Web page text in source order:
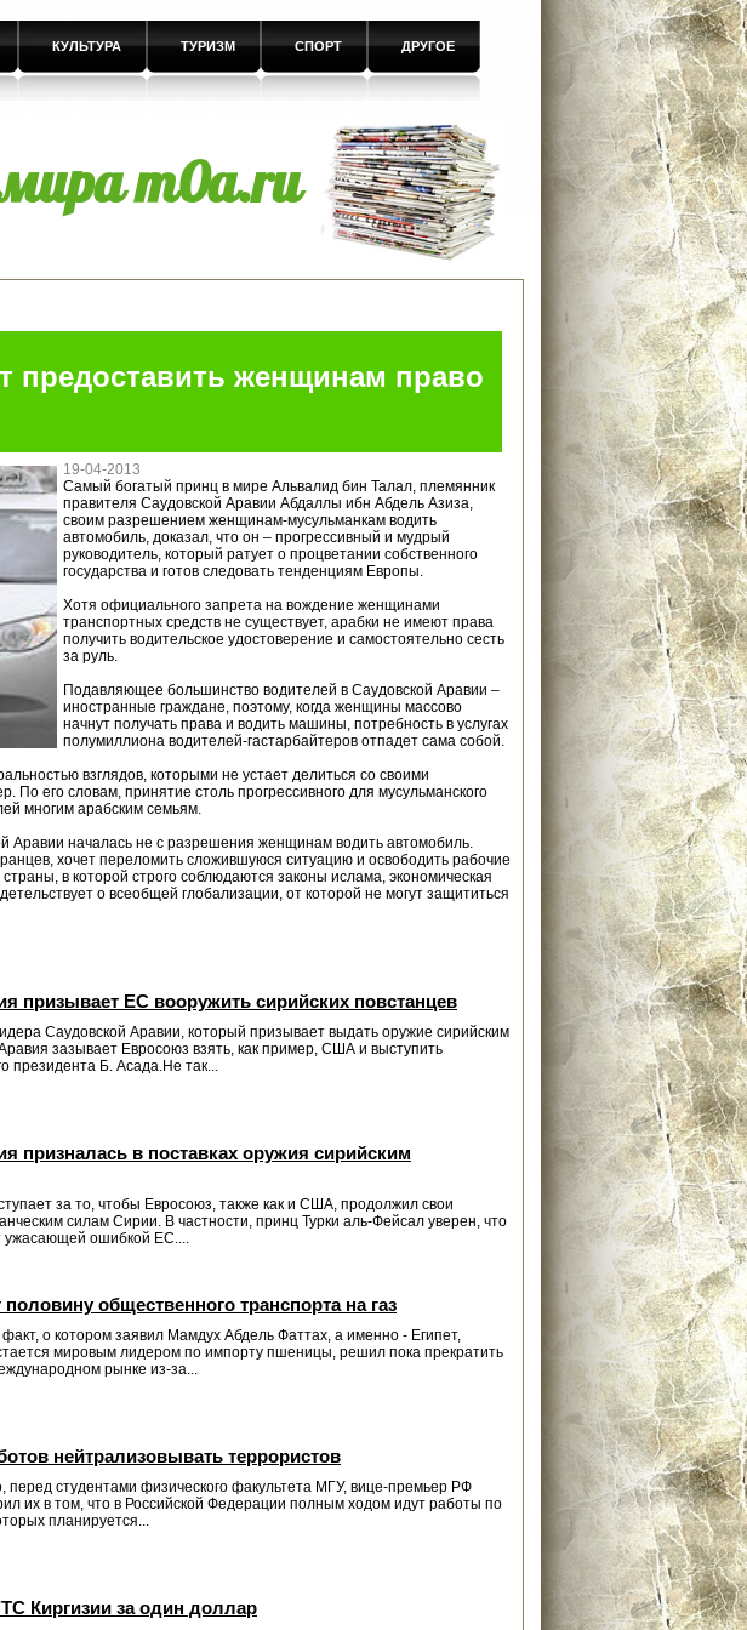
КУЛЬТУРА ТУРИЗМ СПОРТ ДРУГОЕ
мира m0a.ru
предоставить женщинам право
19-04-2013
Самый богатый принц в мире Альвалид бин Талал, племянник
правителя Саудовской Аравии Абдаллы ибн Абдель Азиза,
своим разрешением женщинам-мусульманкам водить
автомобиль, доказал, что он – прогрессивный и мудрый
руководитель, который ратует о процветании собственного
государства и готов следовать тенденциям Европы.
Хотя официального запрета на вождение женщинами
транспортных средств не существует, арабки не имеют права
получить водительское удостоверение и самостоятельно сесть
за руль.
Подавляющее большинство водителей в Саудовской Аравии –
иностранные граждане, поэтому, когда женщины массово
начнут получать права и водить машины, потребность в услугах
полумиллиона водителей-гастарбайтеров отпадет сама собой.
взглядов, которыми не устает делиться со своими
По его словам, принятие столь прогрессивного для мусульманского
многим арабским семьям.
Аравии началась не с разрешения женщинам водить автомобиль.
хочет переломить сложившуюся ситуацию и освободить рабочие
в которой строго соблюдаются законы ислама, экономическая
о всеобщей глобализации, от которой не могут защититься
призывает ЕС вооружить сирийских повстанцев
Саудовской Аравии, который призывает выдать оружие сирийским
зазывает Евросоюз взять, как пример, США и выступить
президента Б. Асада.Не так...
призналась в поставках оружия сирийским
за то, чтобы Евросоюз, также как и США, продолжил свои
силам Сирии. В частности, принц Турки аль-Фейсал уверен, что
ужасающей ошибкой ЕС....
общественного транспорта на газ
о котором заявил Мамдух Абдель Фаттах, а именно - Египет,
мировым лидером по импорту пшеницы, решил пока прекратить
рынке из-за...
нейтрализовывать террористов
перед студентами физического факультета МГУ, вице-премьер РФ
их в том, что в Российской Федерации полным ходом идут работы по
планируется...
Киргизии за один доллар